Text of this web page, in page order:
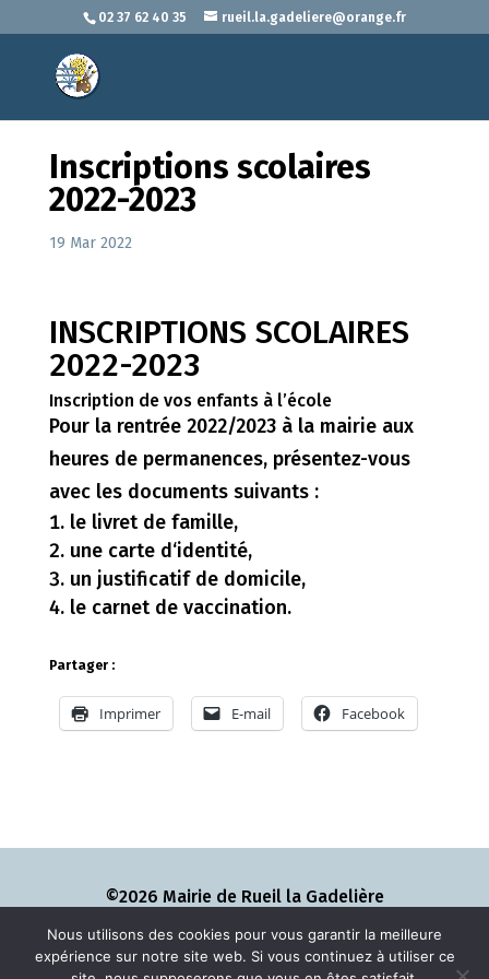
02 37 62 40 35 rueil.la.gadeliere@orange.fr
Inscriptions scolaires
2022-2023
19 Mar 2022
INSCRIPTIONS SCOLAIRES
2022-2023
Inscription de vos enfants à l’école
Pour la rentrée 2022/2023 à la mairie aux
heures de permanences, présentez-vous
avec les documents suivants :
le livret de famille,
une carte d‘identité,
un justificatif de domicile,
le carnet de vaccination.
Partager :
Imprimer E-mail Facebook
©2026 Mairie de Rueil la Gadelière
Mentions légales–Contact
Nous utilisons des cookies pour vous garantir la meilleure
expérience sur notre site web. Si vous continuez à utiliser ce